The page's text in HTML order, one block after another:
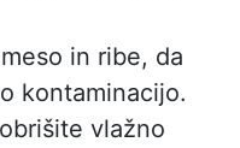
in ribe, da
kontaminacijo.
vlažno